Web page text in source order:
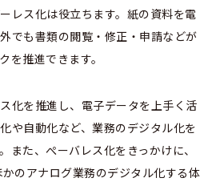
レス化は役立ちます。紙の資料を電
でも書類の閲覧・修正・申請などが
を推進できます。
化を推進し、電子データを上手く活
や自動化など、業務のデジタル化を
また、ぺーバレス化をきっかけに、
のアナログ業務のデジタル化する体